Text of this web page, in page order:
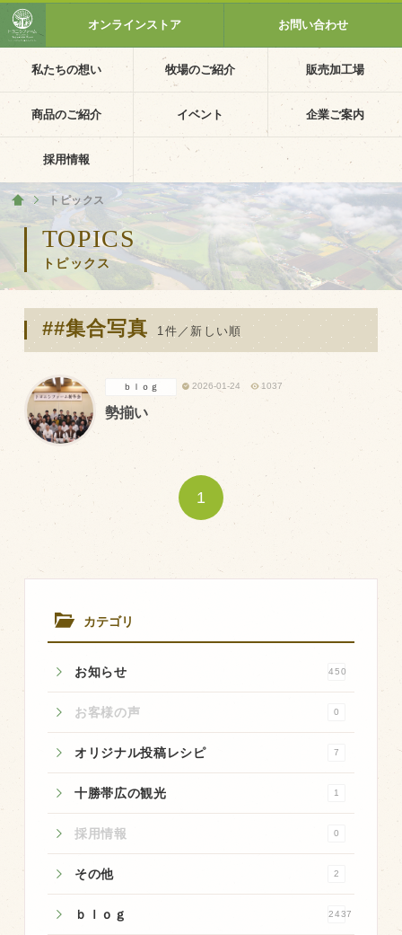
私たちの想い 牧場のご紹介 販売加工場
商品のご紹介 イベント 企業ご案内
採用情報
オンラインストア お問い合わせ
TOPICS
トピックス
ホーム
トピックス
カテゴリ
お知らせ 450
お客様の声 0
オリジナル投稿レシピ 7
十勝帯広の観光 1
採用情報 0
その他 2
ｂｌｏｇ 2437
##集合写真 1件／新しい順
2026-01-24 1037
勢揃い
ｂｌｏｇ
1
ホーム
私たちの想い
PV動画
イベントカレンダー
イベント一覧
採用情報
企業ご案内
会社概要・沿革
個人情報保護方針
お知らせ
お客様の声
オリジナル投稿レシピ
十勝帯広の観光
採用情報
blog
牧場の仕事
その他
牧場のご紹介
牧場の仕事
飼育している牛について
環境・堆肥リサイクル
販売加工場